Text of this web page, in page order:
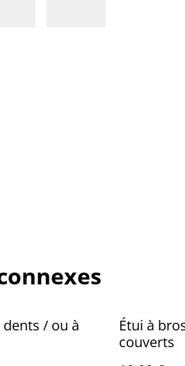
dents / ou à
Étui à
couverts